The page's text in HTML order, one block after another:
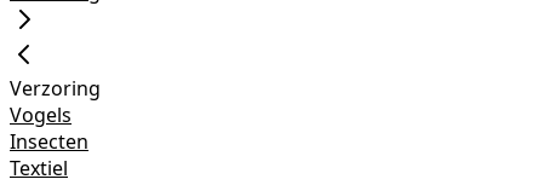
Verzoring
Vogels
Insecten
Textiel